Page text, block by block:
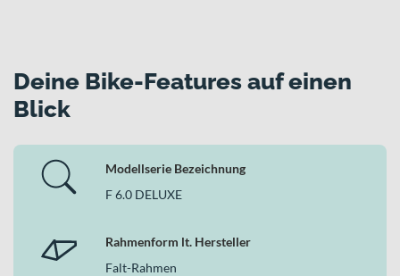
Deine Bike-Features auf einen
Blick
Modellserie Bezeichnung
F 6.0 DELUXE
Rahmenform lt. Hersteller
Falt-Rahmen